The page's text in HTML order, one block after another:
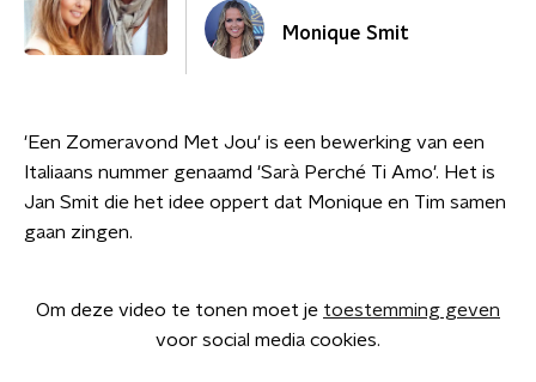
Monique Smit
'Een Zomeravond Met Jou' is een bewerking van een
Italiaans nummer genaamd 'Sarà Perché Ti Amo'. Het is
Jan Smit die het idee oppert dat Monique en Tim samen
gaan zingen.
Om deze video te tonen moet je toestemming geven
voor social media cookies.